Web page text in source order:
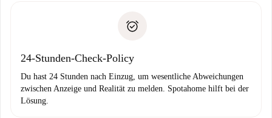
24-Stunden-Check-Policy
Du hast 24 Stunden nach Einzug, um wesentliche Abweichungen
zwischen Anzeige und Realität zu melden. Spotahome hilft bei der
Lösung.